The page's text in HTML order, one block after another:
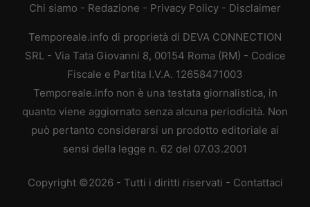
Chi siamo - Redazione - Privacy Policy - Disclaimer
Temporeale.info di proprietà di DEVA CONNECTION
SRL - Via Tata Giovanni 8, 00154 Roma (RM) - Codice
Fiscale e Partita I.V.A. 12658471003
Temporeale.info non è una testata giornalistica, in
quanto viene aggiornato senza alcuna periodicità. Non
può pertanto considerarsi un prodotto editoriale ai
sensi della legge n. 62 del 07.03.2001
Copyright ©2026 - Tutti i diritti riservati - Contattaci